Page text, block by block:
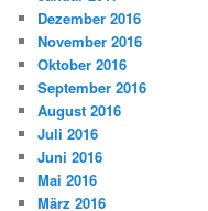
Dezember 2016
November 2016
Oktober 2016
September 2016
August 2016
Juli 2016
Juni 2016
Mai 2016
März 2016